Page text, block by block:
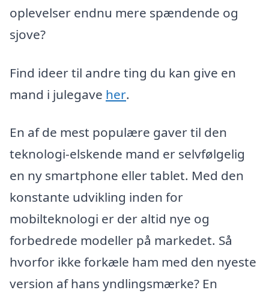
oplevelser endnu mere spændende og
sjove?
Find ideer til andre ting du kan give en
mand i julegave her.
En af de mest populære gaver til den
teknologi-elskende mand er selvfølgelig
en ny smartphone eller tablet. Med den
konstante udvikling inden for
mobilteknologi er der altid nye og
forbedrede modeller på markedet. Så
hvorfor ikke forkæle ham med den nyeste
version af hans yndlingsmærke? En